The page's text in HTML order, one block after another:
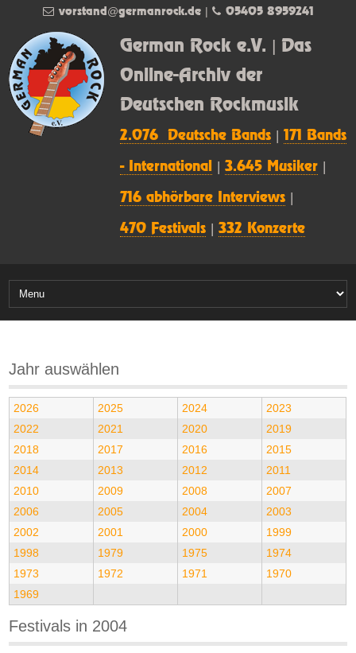
German Rock e.V. | Das
Online-Archiv der
Deutschen Rockmusik
2.076 Deutsche Bands |171 Bands
- International |3.645 Musiker
716 abhörbare Interviews
470 Festivals |332 Konzerte
vorstand@germanrock.de| 05405 8959241
Jahr auswählen
2026 2025 2024
2023
2022
2021 2020
2019
2018
2017 2016
2015
2014
2013 2012
2011
2010
2009 2008
2007
2006
2005 2004
2003
2002
2001 2000
1999
1998
1979 1975
1974
1973
1972 1971
1970
1969
Festivals in 2004